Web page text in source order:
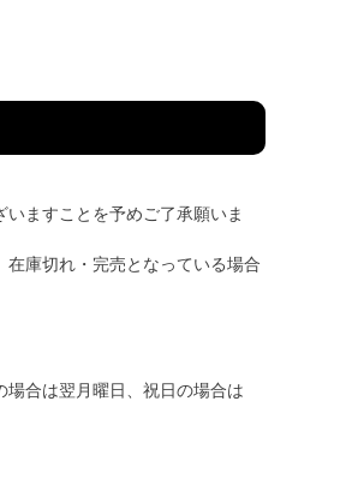
ますことを予めご了承願いま
在庫切れ・完売となっている場合
場合は翌月曜日、祝日の場合は